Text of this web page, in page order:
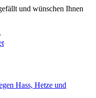
und wünschen Ihnen
Hass, Hetze und